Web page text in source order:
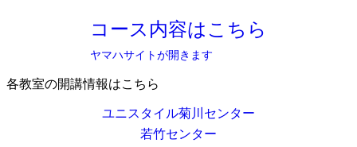
コース内容はこちら
ヤマハサイトが開きます
各教室の開講情報はこちら
ユニスタイル菊川センター
若竹センター